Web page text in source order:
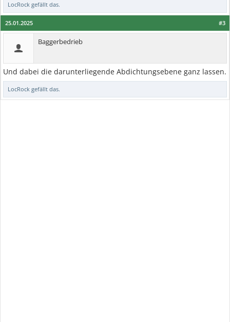
LocRock gefällt das.
#3
25.01.2025
Baggerbedrieb
Und dabei die darunterliegende Abdichtungsebene ganz lassen.
LocRock gefällt das.